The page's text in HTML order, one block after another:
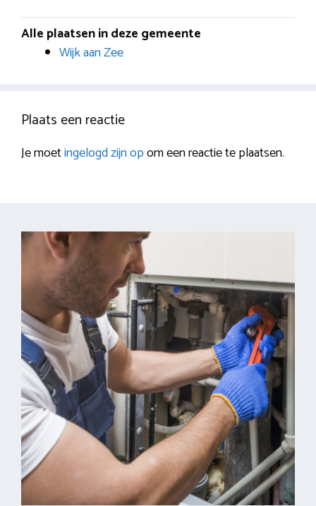
Alle plaatsen in deze gemeente
Wijk aan Zee
Plaats een reactie
Je moetingelogd zijn opom een reactie te plaatsen.